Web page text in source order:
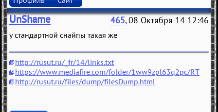
UnShame 465, 08 Октября 14 12:46
у стандартной снайпы такая же
http://rusut.ru/_fr/14/links.txt
https://www.mediafire.com/folder/1ww9zpl63q2pc/RT
http://rusut.ru/files/dump/filesDump.html